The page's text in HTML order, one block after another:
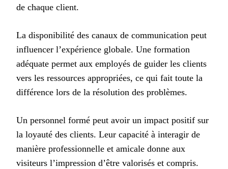
de chaque client.
La disponibilité des canaux de communication peut
influencer l’expérience globale. Une formation
adéquate permet aux employés de guider les clients
vers les ressources appropriées, ce qui fait toute la
différence lors de la résolution des problèmes.
Un personnel formé peut avoir un impact positif sur
la loyauté des clients. Leur capacité à interagir de
manière professionnelle et amicale donne aux
visiteurs l’impression d’être valorisés et compris.